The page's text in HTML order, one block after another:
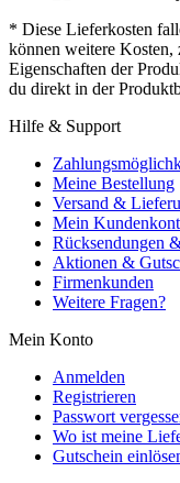
* Diese Lieferkosten
können weitere
Eigenschaften der
du direkt in der
Hilfe & Support
Meine Bestellung
Versand &
Mein
Rücksendungen
Aktionen &
Firmenkunden
Weitere Fragen?
Mein Konto
Anmelden
Registrieren
Passwort
Wo ist meine
Gutschein